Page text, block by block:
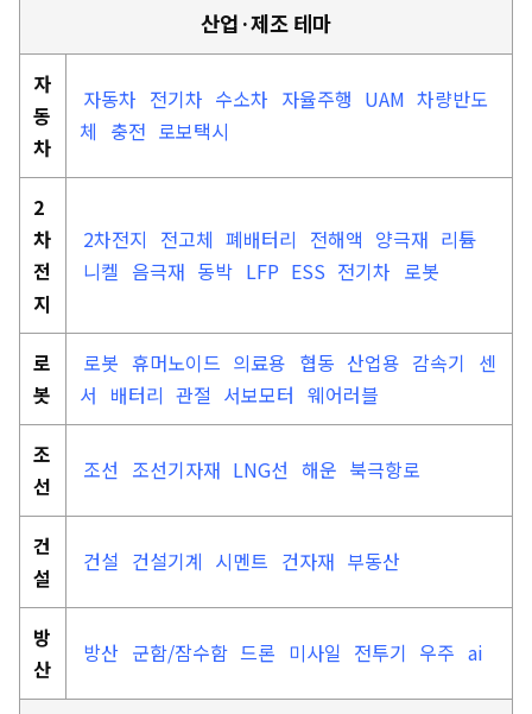
산업·제조 테마
자
동
차
자동차 전기차 수소차 자율주행 UAM 차량반도
체 충전 로보택시
2
차
전
지
2차전지 전고체 폐배터리 전해액 양극재 리튬
니켈 음극재 동박 LFP ESS 전기차 로봇
로
봇
로봇 휴머노이드 의료용 협동 산업용 감속기 센
서 배터리 관절 서보모터 웨어러블
조
선
조선 조선기자재 LNG선 해운 북극항로
건
설
건설 건설기계 시멘트 건자재 부동산
방
산
방산 군함/잠수함 드론 미사일 전투기 우주 ai